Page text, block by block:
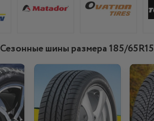
Сезонные шины размера 185/65R15